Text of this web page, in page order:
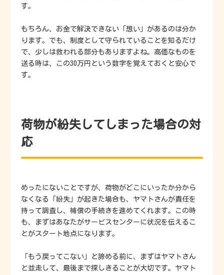
す。
もちろん、お金で解決できない「想い」があるのは分か
ります。でも、制度として守られていることを知るだけ
で、少しは救われる部分もありますよね。高価なものを
送る時は、この30万円という数字を覚えておくと安心で
す。
荷物が紛失してしまった場合の対
応
めったにないことですが、荷物がどこにいったか分から
なくなる「紛失」が起きた場合も、ヤマトさんが責任を
持って調査し、補償の手続きを進めてくれます。この時
も、まずはあなたがサービスセンターに状況を伝えるこ
とがスタート地点になります。
「もう戻ってこない」と諦める前に、まずはヤマトさん
と並走して、最後まで探しきることが大切です。ヤマト